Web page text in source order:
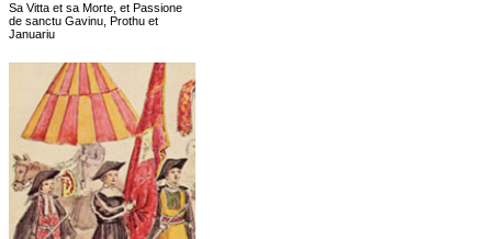
Sa Vitta et sa Morte, et Passione
de sanctu Gavinu, Prothu et
Januariu